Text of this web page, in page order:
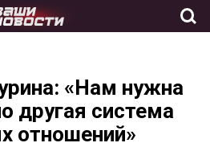
«Нам нужна
другая система
отношений»